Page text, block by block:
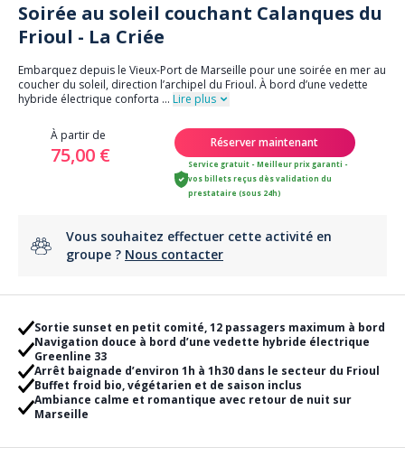
Soirée au soleil couchant Calanques du
Frioul - La Criée
Embarquez depuis le Vieux-Port de Marseille pour une soirée en mer au
coucher du soleil, direction l’archipel du Frioul. À bord d’une vedette
hybride électrique conforta ... Lire plus
À partir de
75,00 €
Réserver maintenant
Service gratuit - Meilleur prix garanti -
vos billets reçus dès validation du
prestataire (sous 24h)
Vous souhaitez effectuer cette activité en
groupe ? Nous contacter
Sortie sunset en petit comité, 12 passagers maximum à bord
Navigation douce à bord d’une vedette hybride électrique
Greenline 33
Arrêt baignade d’environ 1h à 1h30 dans le secteur du Frioul
Buffet froid bio, végétarien et de saison inclus
Ambiance calme et romantique avec retour de nuit sur
Marseille